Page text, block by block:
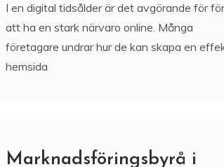
I en digital tidsålder är det avgörande för
att ha en stark närvaro online. Många
företagare undrar hur de kan skapa en
hemsida
Marknadsföringsbyrå i